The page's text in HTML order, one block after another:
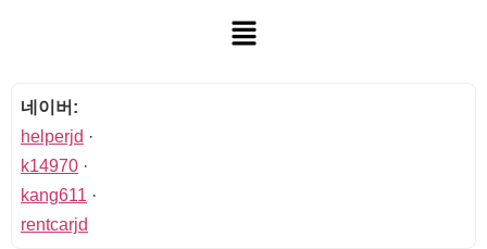
네이버:
helperjd ·
k14970 ·
kang611 ·
rentcarjd